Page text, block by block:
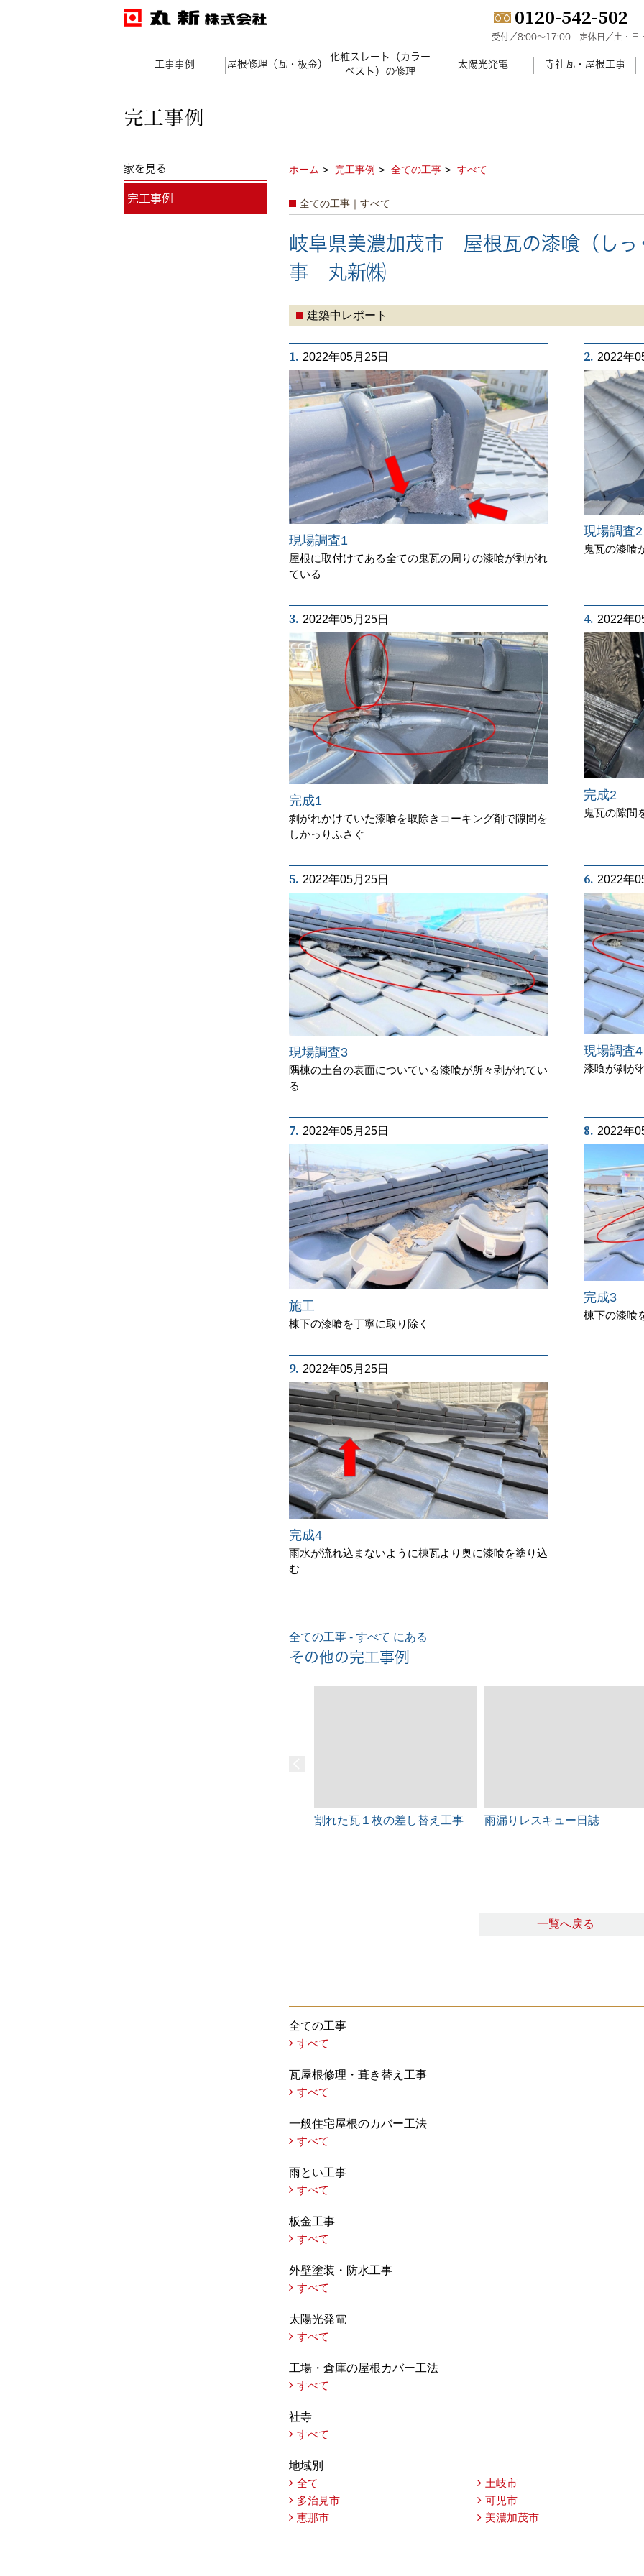
0120-542-502
受付／8:00～17:00 定休日／土・
工事事例 屋根修理（瓦・板金）
化粧スレート（カラー
ベスト）の修理
太陽光発電 寺社瓦・屋根工事
完工事例
ホーム 完工事例 全ての工事 すべて
全ての工事｜すべて
岐阜県美濃加茂市 屋根瓦の漆喰（しっ
事 丸新㈱
建築中レポート
1. 2022年05月25日
現場調査1
屋根に取付けてある全ての鬼瓦の周りの漆喰が剥がれ
ている
2. 2022年
現場調査2
鬼瓦の漆喰
3. 2022年05月25日
完成1
剥がれかけていた漆喰を取除きコーキング剤で隙間を
しかっりふさぐ
4. 2022年
完成2
鬼瓦の隙間
5. 2022年05月25日
現場調査3
隅棟の土台の表面についている漆喰が所々剥がれてい
る
6. 2022年
現場調査4
漆喰が剥が
7. 2022年05月25日
施工
棟下の漆喰を丁寧に取り除く
8. 2022年
完成3
棟下の漆喰
9. 2022年05月25日
完成4
雨水が流れ込まないように棟瓦より奥に漆喰を塗り込
む
全ての工事 - すべて にある
その他の完工事例
割れた瓦１枚の差し替え工事 雨漏りレスキュー日誌
一覧へ戻る
全ての工事
すべて
瓦屋根修理・葺き替え工事
すべて
一般住宅屋根のカバー工法
すべて
雨とい工事
すべて
板金工事
すべて
外壁塗装・防水工事
すべて
太陽光発電
すべて
工場・倉庫の屋根カバー工法
すべて
社寺
すべて
地域別
全て
土岐市
多治見市
可児市
恵那市
美濃加茂市
家を見る
完工事例